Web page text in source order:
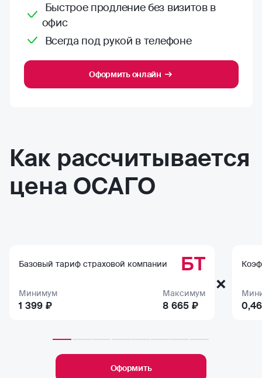
Быстрое продление без визитов в
офис
Всегда под рукой в телефоне
Оформить онлайн
Как рассчитывается
цена ОСАГО
Базовый тариф страховой компании БТ
Минимум
1 399 ₽
Максимум
8 665 ₽
×
0,46
Оформить